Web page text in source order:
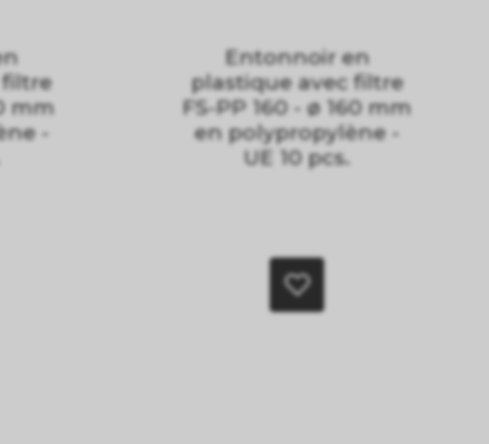
filtre
mm
-
Entonnoir en
plastique avec filtre
FS-PP 160 - ø 160 mm
en polypropylène -
UE 10 pcs.